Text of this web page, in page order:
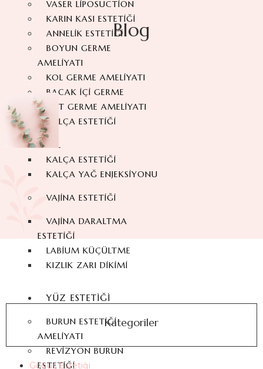
VASER LIPOSUCTION
KARIN KASI ESTETIĞI
ANNELIK ESTETIĞI
BOYUN GERME
AMELIYATI
KOL GERME AMELIYATI
BACAK İÇI GERME
SIRT GERME AMELIYATI
KALÇA ESTETIĞI
BBL
KALÇA ESTETIĞI
KALÇA YAĞ ENJEKSIYONU
VAJINA ESTETIĞI
VAJINA DARALTMA
ESTETIĞI
LABIUM KÜÇÜLTME
KIZLIK ZARI DIKIMI
YÜZ ESTETIĞI
BURUN ESTETIĞI
AMELIYATI
REVIZYON BURUN
ESTETIĞI
Blog
Kategoriler
Göğüs Estetiği